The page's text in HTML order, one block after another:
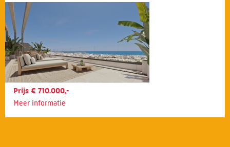
Prijs € 710.000,-
Meer informatie